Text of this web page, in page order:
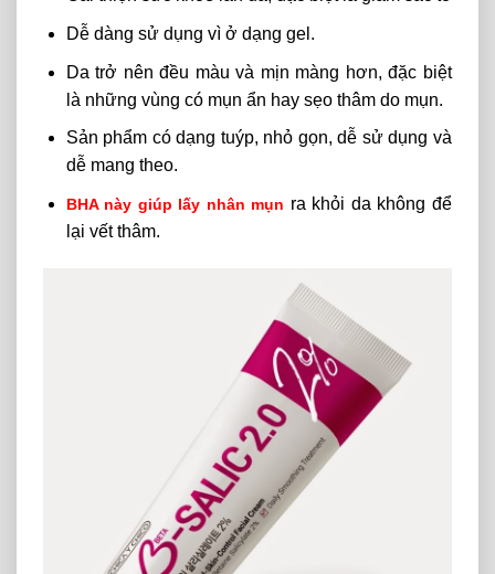
Dễ dàng sử dụng vì ở dạng gel.
Da trở nên đều màu và mịn màng hơn, đặc biệt
là những vùng có mụn ẩn hay sẹo thâm do mụn.
Sản phẩm có dạng tuýp, nhỏ gọn, dễ sử dụng và
dễ mang theo.
BHA này giúp lấy nhân mụn ra khỏi da không để
lại vết thâm.